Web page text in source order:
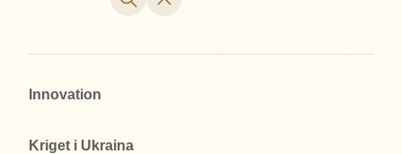
Innovation
Kriget i Ukraina